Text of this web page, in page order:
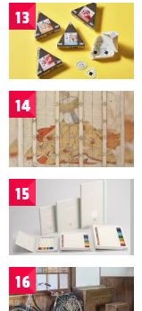
13
14
15
16